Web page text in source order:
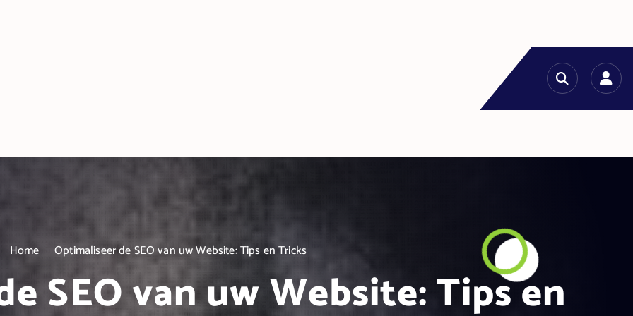
Home Optimaliseer de SEO van uw Website: Tips en Tricks
SEO van uw Website: Tips en